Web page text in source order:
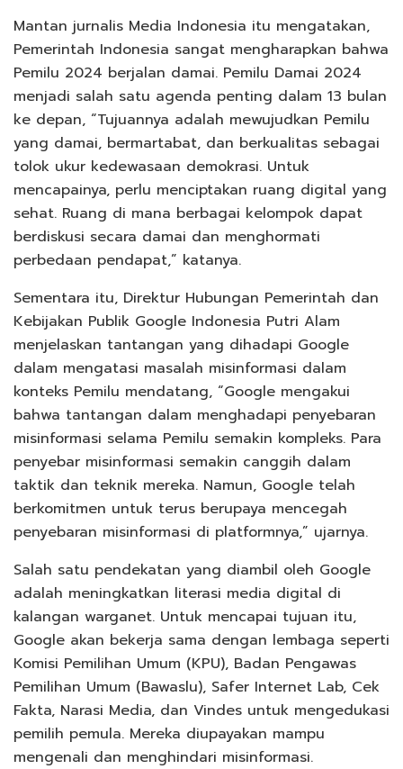
Mantan jurnalis Media Indonesia itu mengatakan,
Pemerintah Indonesia sangat mengharapkan bahwa
Pemilu 2024 berjalan damai. Pemilu Damai 2024
menjadi salah satu agenda penting dalam 13 bulan
ke depan, “Tujuannya adalah mewujudkan Pemilu
yang damai, bermartabat, dan berkualitas sebagai
tolok ukur kedewasaan demokrasi. Untuk
mencapainya, perlu menciptakan ruang digital yang
sehat. Ruang di mana berbagai kelompok dapat
berdiskusi secara damai dan menghormati
perbedaan pendapat,” katanya.
Sementara itu, Direktur Hubungan Pemerintah dan
Kebijakan Publik Google Indonesia Putri Alam
menjelaskan tantangan yang dihadapi Google
dalam mengatasi masalah misinformasi dalam
konteks Pemilu mendatang, “Google mengakui
bahwa tantangan dalam menghadapi penyebaran
misinformasi selama Pemilu semakin kompleks. Para
penyebar misinformasi semakin canggih dalam
taktik dan teknik mereka. Namun, Google telah
berkomitmen untuk terus berupaya mencegah
penyebaran misinformasi di platformnya,” ujarnya.
Salah satu pendekatan yang diambil oleh Google
adalah meningkatkan literasi media digital di
kalangan warganet. Untuk mencapai tujuan itu,
Google akan bekerja sama dengan lembaga seperti
Komisi Pemilihan Umum (KPU), Badan Pengawas
Pemilihan Umum (Bawaslu), Safer Internet Lab, Cek
Fakta, Narasi Media, dan Vindes untuk mengedukasi
pemilih pemula. Mereka diupayakan mampu
mengenali dan menghindari misinformasi.